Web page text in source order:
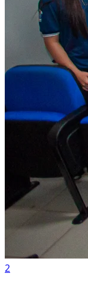
2